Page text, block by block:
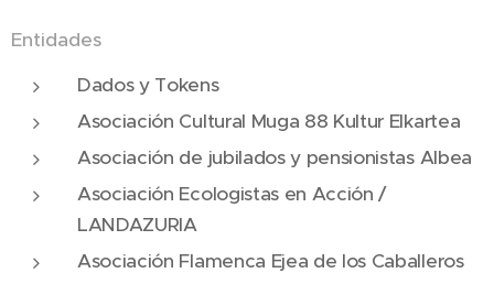
Entidades
Dados y Tokens
Asociación Cultural Muga 88 Kultur Elkartea
Asociación de jubilados y pensionistas Albea
Asociación Ecologistas en Acción /
LANDAZURIA
Asociación Flamenca Ejea de los Caballeros